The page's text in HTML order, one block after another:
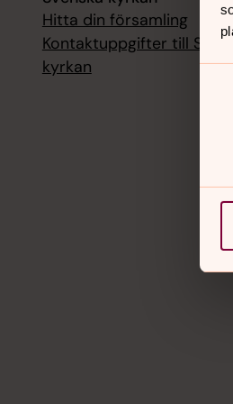
Hitta din församling
Kontaktuppgifter till
kyrkan